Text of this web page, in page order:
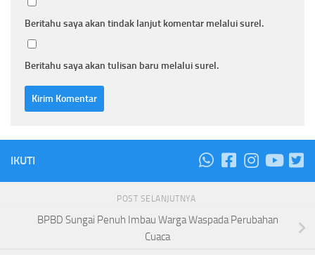
Beritahu saya akan tindak lanjut komentar melalui surel.
Beritahu saya akan tulisan baru melalui surel.
IKUTI
POST SELANJUTNYA
BPBD Sungai Penuh Imbau Warga Waspada Perubahan
Cuaca